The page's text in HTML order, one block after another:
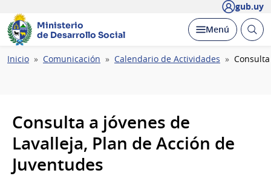
gub.uy
Ministerio
de Desarrollo Social
Desplegar
Menú Abrir
Ruta
Inicio Comunicación Calendario de Actividades
Consulta a jóvenes de
Lavalleja, Plan de Acción de
Juventudes